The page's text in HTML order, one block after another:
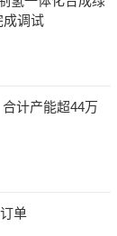
成调试
计产能超44万
单